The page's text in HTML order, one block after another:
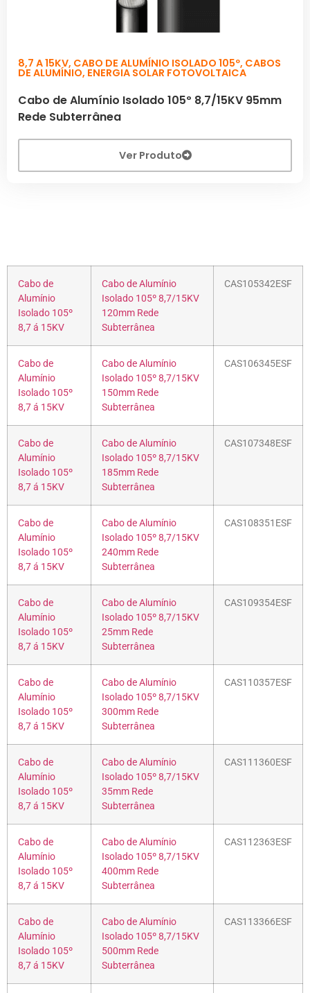
8,7 A 15KV, CABO DE ALUMÍNIO ISOLADO 105º, CABOS
DE ALUMÍNIO, ENERGIA SOLAR FOTOVOLTAICA
Cabo de Alumínio Isolado 105º 8,7/15KV 95mm
Rede Subterrânea
Ver Produto
Cabo de
Alumínio
Isolado 105º
8,7 á 15KV
Cabo de Alumínio
Isolado 105º 8,7/15KV
120mm Rede
Subterrânea
CAS105342ESF
Cabo de
Alumínio
Isolado 105º
8,7 á 15KV
Cabo de Alumínio
Isolado 105º 8,7/15KV
150mm Rede
Subterrânea
CAS106345ESF
Cabo de
Alumínio
Isolado 105º
8,7 á 15KV
Cabo de Alumínio
Isolado 105º 8,7/15KV
185mm Rede
Subterrânea
CAS107348ESF
Cabo de
Alumínio
Isolado 105º
8,7 á 15KV
Cabo de Alumínio
Isolado 105º 8,7/15KV
240mm Rede
Subterrânea
CAS108351ESF
Cabo de
Alumínio
Isolado 105º
8,7 á 15KV
Cabo de Alumínio
Isolado 105º 8,7/15KV
25mm Rede
Subterrânea
CAS109354ESF
Cabo de
Alumínio
Isolado 105º
8,7 á 15KV
Cabo de Alumínio
Isolado 105º 8,7/15KV
300mm Rede
Subterrânea
CAS110357ESF
Cabo de
Alumínio
Isolado 105º
8,7 á 15KV
Cabo de Alumínio
Isolado 105º 8,7/15KV
35mm Rede
Subterrânea
CAS111360ESF
Cabo de
Alumínio
Isolado 105º
8,7 á 15KV
Cabo de Alumínio
Isolado 105º 8,7/15KV
400mm Rede
Subterrânea
CAS112363ESF
Cabo de
Alumínio
Isolado 105º
8,7 á 15KV
Cabo de Alumínio
Isolado 105º 8,7/15KV
500mm Rede
Subterrânea
CAS113366ESF